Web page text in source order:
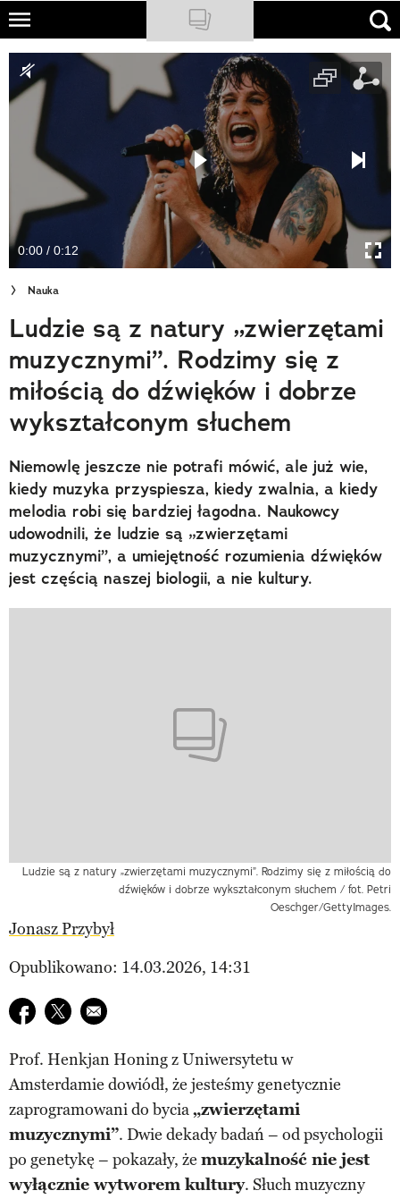
Skip
main
content
NATIONAL GEOGRAPHIC
TRAVELER
PODCASTY
Newsletter
Cuda Polski
Wielki Konkurs Fotograficzny
Trendbook Podróżniczy
Polecane
0:00 / 0:12
Nauka
Ludzie są z natury „zwierzętami
muzycznymi”. Rodzimy się z
miłością do dźwięków i dobrze
wykształconym słuchem
Niemowlę jeszcze nie potrafi mówić, ale już wie,
kiedy muzyka przyspiesza, kiedy zwalnia, a kiedy
melodia robi się bardziej łagodna. Naukowcy
udowodnili, że ludzie są „zwierzętami
muzycznymi”, a umiejętność rozumienia dźwięków
jest częścią naszej biologii, a nie kultury.
Ludzie są z natury „zwierzętami muzycznymi”. Rodzimy się z miłością do
dźwięków i dobrze wykształconym słuchem / fot. Petri
Oeschger/GettyImages.
Jonasz Przybył
Opublikowano: 14.03.2026, 14:31
Udostępnij na facebook
Udostępnij na twitter
E-mail do przyjaciela
Prof. Henkjan Honing z Uniwersytetu w
Amsterdamie dowiódł, że jesteśmy genetycznie
zaprogramowani do bycia„zwierzętami
muzycznymi”. Dwie dekady badań – od psychologii
po genetykę – pokazały, że muzykalność nie jest
wyłącznie wytworem kultury. Słuch muzyczny